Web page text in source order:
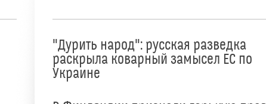
"Дурить народ": русская разведка
раскрыла коварный замысел ЕС по
Украине